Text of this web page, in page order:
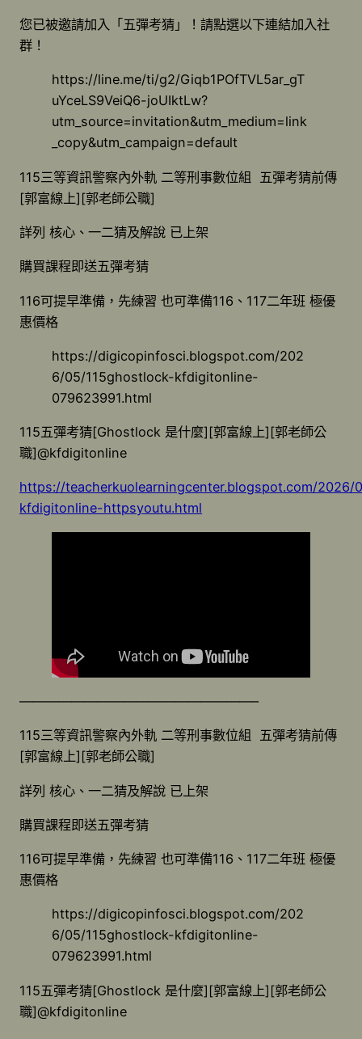
您已被邀請加入「五彈考猜」！請點選以下連結加入社
群！
https://line.me/ti/g2/Giqb1POfTVL5ar_gT
uYceLS9VeiQ6-joUIktLw?
utm_source=invitation&utm_medium=link
_copy&utm_campaign=default
115三等資訊警察內外軌 二等刑事數位組 五彈考猜前傳
[郭富線上][郭老師公職]
詳列 核心、一二猜及解說 已上架
購買課程即送五彈考猜
116可提早準備，先練習 也可準備116、117二年班 極優
惠價格
https://digicopinfosci.blogspot.com/202
6/05/115ghostlock-kfdigitonline-
079623991.html
115五彈考猜[Ghostlock 是什麼][郭富線上][郭老師公
職]@kfdigitonline
https://teacherkuolearningcenter.blogspot.com/2026/
kfdigitonline-httpsyoutu.html
——————————————————–
115三等資訊警察內外軌 二等刑事數位組 五彈考猜前傳
[郭富線上][郭老師公職]
詳列 核心、一二猜及解說 已上架
購買課程即送五彈考猜
116可提早準備，先練習 也可準備116、117二年班 極優
惠價格
https://digicopinfosci.blogspot.com/202
6/05/115ghostlock-kfdigitonline-
079623991.html
115五彈考猜[Ghostlock 是什麼][郭富線上][郭老師公
職]@kfdigitonline